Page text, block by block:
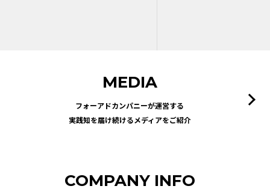
MEDIA
フォーアドカンパニーが運営する
実践知を届け続けるメディアをご紹介
COMPANY INFO